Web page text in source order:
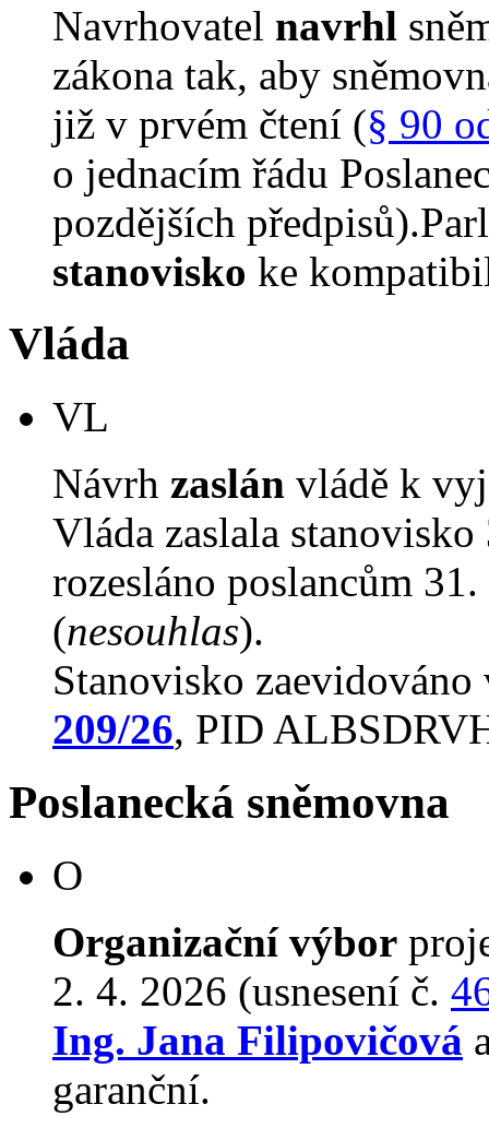
Navrhovatel navrhl
zákona tak, aby
již v prvém čtení (§ 90
o jednacím řádu
pozdějších
stanovisko ke
Vláda
VL
Návrh zaslán vládě k
Vláda zaslala
rozesláno poslancům
(nesouhlas).
Stanovisko
209/26, PID
Poslanecká sněmovna
O
Organizační výbor
2. 4. 2026 (usnesení č.
Ing. Jana Filipovičová
garanční.